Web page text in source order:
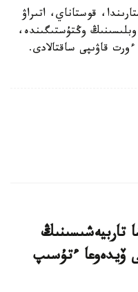
قوستاناي، اتىراۋ
وڭتۇستىگىندە،
قاۋىپى ساقتالادى.
تاربيەشىسىنىڭ
ۆيدەوعا ءتۇسىپ